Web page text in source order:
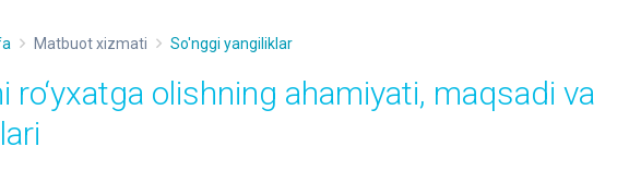
Matbuot xizmati So'nggi yangiliklar
ro‘yxatga olishning ahamiyati, maqsadi va